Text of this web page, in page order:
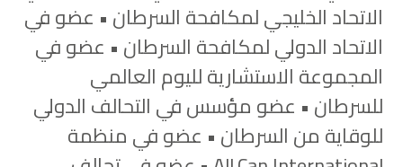
الاتحاد الخليجي لمكافحة السرطان • عضو في
الاتحاد الدولي لمكافحة السرطان • عضو في
المجموعة الاستشارية لليوم العالمي
للسرطان • عضو مؤسس في التحالف الدولي
للوقاية من السرطان • عضو في منظمة